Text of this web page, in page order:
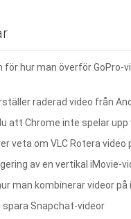
för hur man överför GoPro-
raderad video från
att Chrome inte spelar upp
veta om VLC Rotera video
av en vertikal iMovie-
man kombinerar videor på
Snapchat-videor